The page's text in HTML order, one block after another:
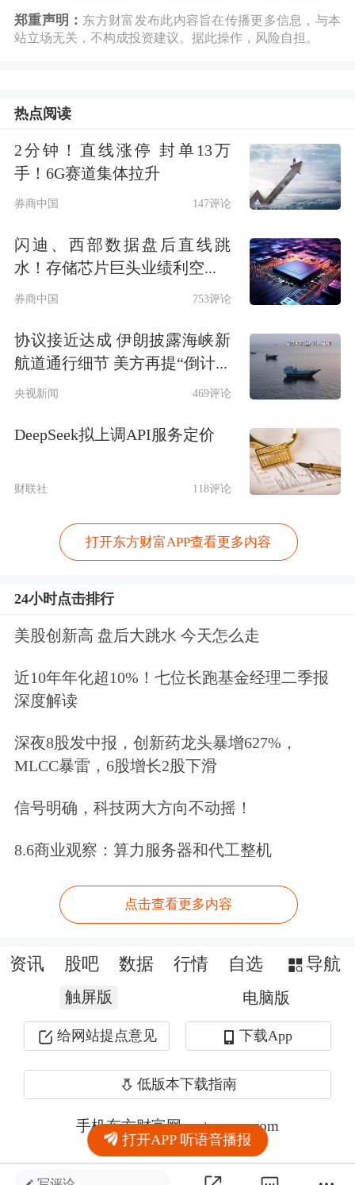
郑重声明： 东方财富发布此内容旨在传播更多信息，与本
站立场无关，不构成投资建议。据此操作，风险自担。
热点阅读
2分钟！直线涨停 封单13万
手！6G赛道集体拉升
券商中国 147评论
闪迪、西部数据盘后直线跳
水！存储芯片巨头业绩利空...
券商中国 753评论
协议接近达成 伊朗披露海峡新
航道通行细节 美方再提“倒计...
央视新闻 469评论
DeepSeek拟上调API服务定价
财联社 118评论
打开东方财富APP查看更多内容
24小时点击排行
美股创新高 盘后大跳水 今天怎么走
近10年年化超10%！七位长跑基金经理二季报
深度解读
深夜8股发中报，创新药龙头暴增627%，
MLCC暴雷，6股增长2股下滑
信号明确，科技两大方向不动摇！
8.6商业观察：算力服务器和代工整机
点击查看更多内容
打开APP 听语音播报
资讯 股吧 数据 行情 自选 导航
触屏版 电脑版
给网站提点意见 下载App
低版本下载指南
手机东方财富网 eastmoney.com
网站备案号:沪ICP备05006054号-11